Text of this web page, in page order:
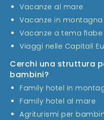
Vacanze al mare
Vacanze in montagna
Vacanze a tema fiabe
Viaggi nelle Capitali
Cerchi una struttura
bambini?
Family hotel in
Family hotel al mare
Agriturismi per